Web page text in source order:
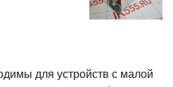
для устройств с малой